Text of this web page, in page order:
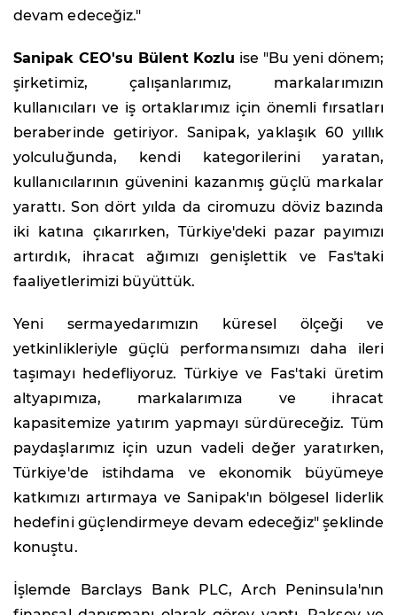
devam edeceğiz."
Sanipak CEO'su Bülent Kozlu ise "Bu yeni dönem;
şirketimiz, çalışanlarımız, markalarımızın
kullanıcıları ve iş ortaklarımız için önemli fırsatları
beraberinde getiriyor. Sanipak, yaklaşık 60 yıllık
yolculuğunda, kendi kategorilerini yaratan,
kullanıcılarının güvenini kazanmış güçlü markalar
yarattı. Son dört yılda da ciromuzu döviz bazında
iki katına çıkarırken, Türkiye'deki pazar payımızı
artırdık, ihracat ağımızı genişlettik ve Fas'taki
faaliyetlerimizi büyüttük.
Yeni sermayedarımızın küresel ölçeği ve
yetkinlikleriyle güçlü performansımızı daha ileri
taşımayı hedefliyoruz. Türkiye ve Fas'taki üretim
altyapımıza, markalarımıza ve ihracat
kapasitemize yatırım yapmayı sürdüreceğiz. Tüm
paydaşlarımız için uzun vadeli değer yaratırken,
Türkiye'de istihdama ve ekonomik büyümeye
katkımızı artırmaya ve Sanipak'ın bölgesel liderlik
hedefini güçlendirmeye devam edeceğiz" şeklinde
konuştu.
İşlemde Barclays Bank PLC, Arch Peninsula'nın